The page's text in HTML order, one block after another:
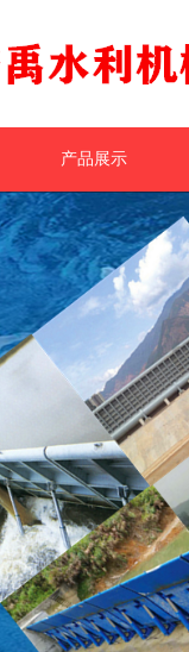
产品展示